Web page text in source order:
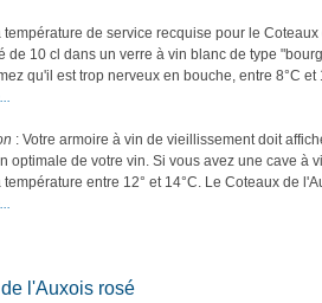
température de service recquise pour le
de 10 cl dans un verre à vin blanc de type
qu'il est trop nerveux en bouche, entre 8°C
: Votre armoire à vin de vieillissement doit
optimale de votre vin. Si vous avez une cave à
température entre 12° et 14°C. Le Coteaux de
l'Auxois rosé